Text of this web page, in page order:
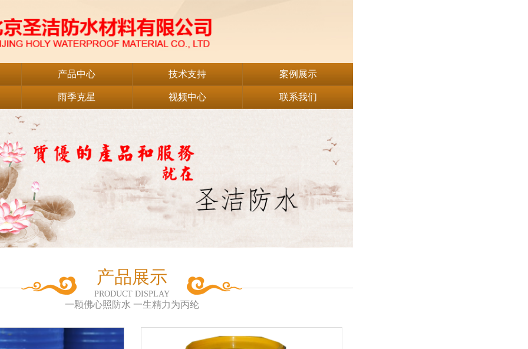
产品中心 技术支持 案例展示
雨季克星 视频中心 联系我们
产品展示
PRODUCT DISPLAY
一颗佛心照防水 一生精力为丙纶